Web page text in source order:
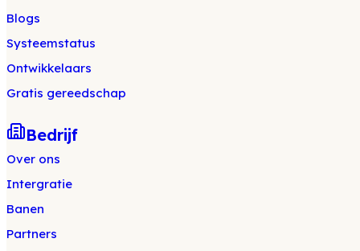
Blogs
Systeemstatus
Ontwikkelaars
Gratis gereedschap
Bedrijf
Over ons
Intergratie
Banen
Partners